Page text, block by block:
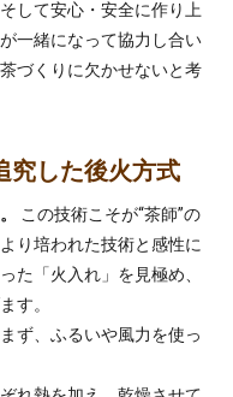
究した後火方式